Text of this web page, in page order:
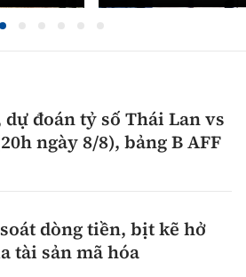
đoán tỷ số Thái Lan vs
ngày 8/8), bảng B AFF
dòng tiền, bịt kẽ hở
tài sản mã hóa